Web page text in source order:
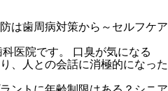
は歯周病対策から～セルフケア
医院です。 口臭が気になる
、人との会話に消極的になった